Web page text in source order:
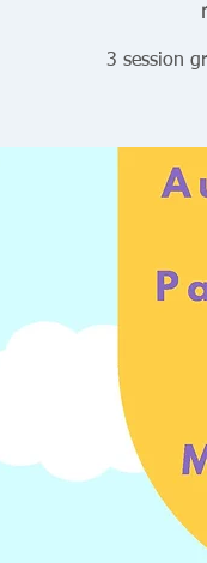
3 session